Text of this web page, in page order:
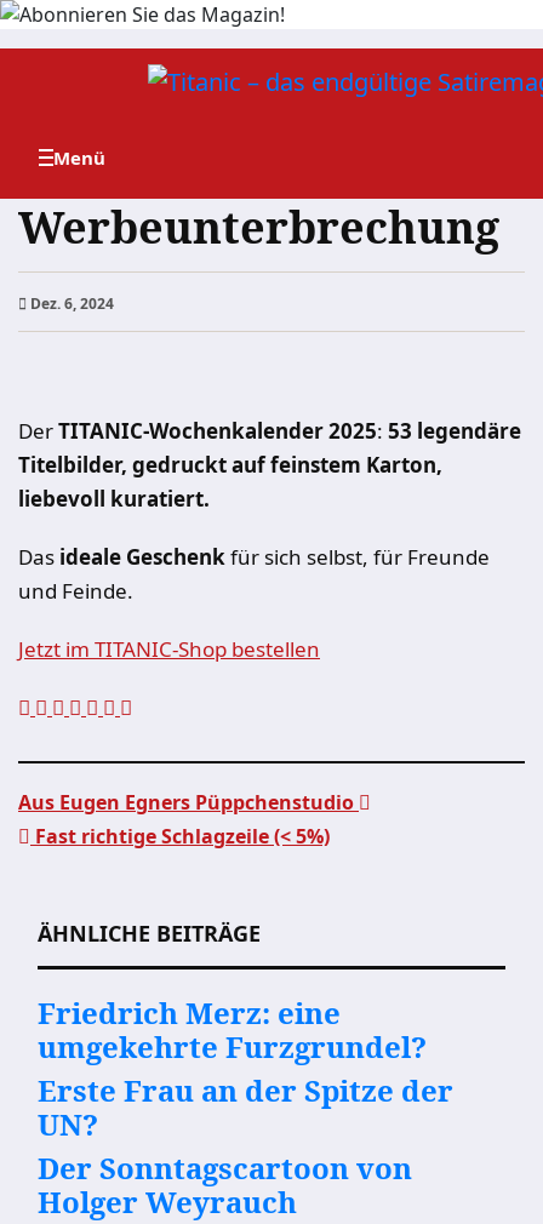
Zum
Werbeunterbrechung
Dez. 6, 2024
DerTITANIC-Wochenkalender 2025: 53 legendäre
Titelbilder, gedruckt auf feinstem Karton,
liebevoll kuratiert.
Das ideale Geschenkfür sich selbst, für Freunde
und Feinde.
Jetzt im TITANIC-Shop bestellen
Aus Eugen Egners Püppchenstudio
Fast richtige Schlagzeile (< 5%)
ÄHNLICHE BEITRÄGE
Friedrich Merz: eine
umgekehrte Furzgrundel?
Erste Frau an der Spitze der
UN?
Der Sonntagscartoon von
Holger Weyrauch